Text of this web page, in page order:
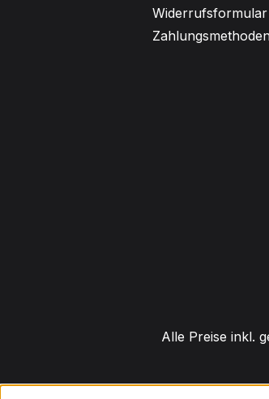
Widerrufsformular
Alle Preise inkl.